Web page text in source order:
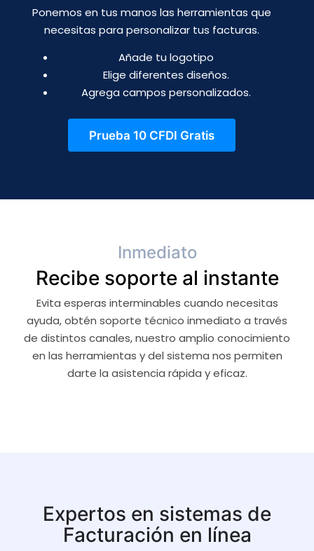
Ponemos en tus manos las herramientas que
necesitas para personalizar tus facturas.
Añade tu logotipo
Elige diferentes diseños.
Agrega campos personalizados.
Prueba 10 CFDI Gratis
Inmediato
Recibe soporte al instante
Evita esperas interminables cuando necesitas
ayuda, obtén soporte técnico inmediato a través
de distintos canales, nuestro amplio conocimiento
en las herramientas y del sistema nos permiten
darte la asistencia rápida y eficaz.
Expertos en sistemas de
Facturación en línea